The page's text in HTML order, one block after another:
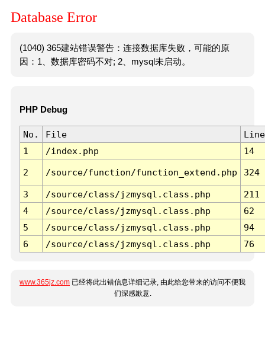
Database Error
(1040) 365建站错误警告：连接数据库失败，可能的原
因：1、数据库密码不对; 2、mysql未启动。
PHP Debug
No. File
Line
1
/index.php 14
2 /source/function/function_extend.php 324
3 /source/class/jzmysql.class.php
211
4
/source/class/jzmysql.class.php
62
5
/source/class/jzmysql.class.php
94
6
/source/class/jzmysql.class.php 76
www.365jz.com 已经将此出错信息详细记录, 由此给您带来的访问不便我
们深感歉意.